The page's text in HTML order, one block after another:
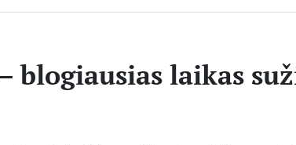
blogiausias laikas